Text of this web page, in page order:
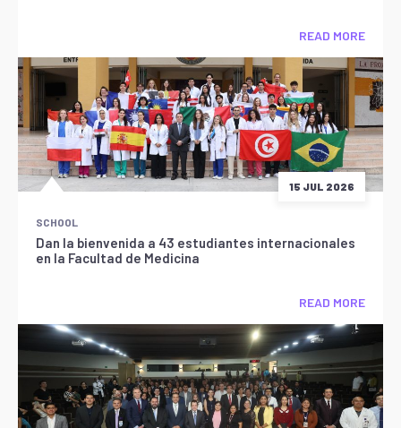
READ MORE
15 JUL 2026
SCHOOL
Dan la bienvenida a 43 estudiantes internacionales
en la Facultad de Medicina
READ MORE